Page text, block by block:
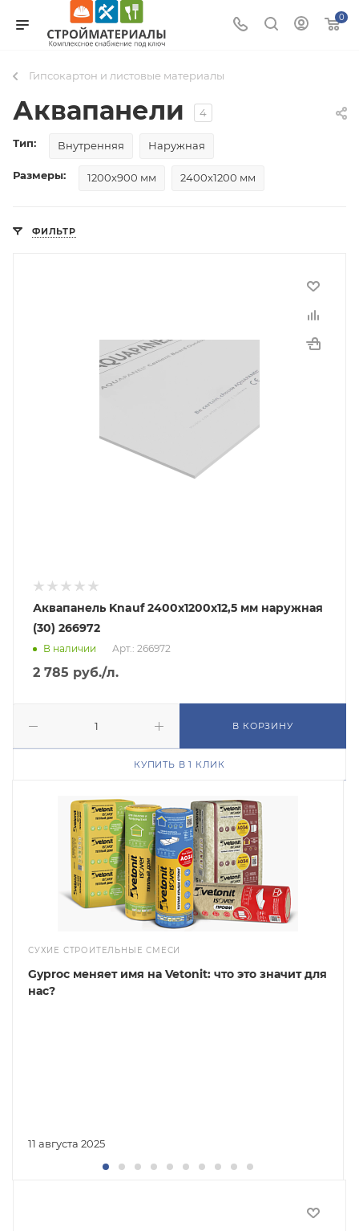
0
Гипсокартон и листовые материалы
Аквапанели 4
Тип: Внутренняя Наружная
Размеры: 1200х900 мм 2400х1200 мм
ФИЛЬТР
Аквапанель Knauf 2400х1200х12,5 мм наружная
(30) 266972
В наличии Арт.: 266972
2 785 руб./л.
В КОРЗИНУ
КУПИТЬ В 1 КЛИК
СУХИЕ СТРОИТЕЛЬНЫЕ СМЕСИ
11 августа 2025
Gyproc меняет имя на Vetonit: что это значит для
нас?